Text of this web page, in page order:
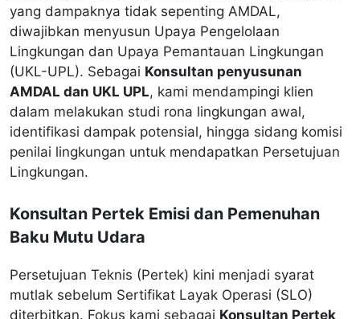
yang dampaknya tidak sepenting AMDAL,
diwajibkan menyusun Upaya Pengelolaan
Lingkungan dan Upaya Pemantauan Lingkungan
(UKL-UPL). Sebagai Konsultan penyusunan
AMDAL dan UKL UPL, kami mendampingi klien
dalam melakukan studi rona lingkungan awal,
identifikasi dampak potensial, hingga sidang komisi
penilai lingkungan untuk mendapatkan Persetujuan
Lingkungan.
Konsultan Pertek Emisi dan Pemenuhan
Baku Mutu Udara
Persetujuan Teknis (Pertek) kini menjadi syarat
mutlak sebelum Sertifikat Layak Operasi (SLO)
diterbitkan. Fokus kami sebagai Konsultan Pertek